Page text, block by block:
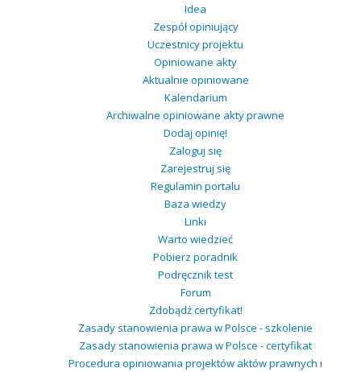
Idea
Zespół opiniujący
Uczestnicy projektu
Opiniowane akty
Aktualnie opiniowane
Kalendarium
Archiwalne opiniowane akty prawne
Dodaj opinię!
Zaloguj się
Zarejestruj się
Regulamin portalu
Baza wiedzy
Linki
Warto wiedzieć
Pobierz poradnik
Podręcznik test
Forum
Zdobądź certyfikat!
Zasady stanowienia prawa w Polsce - szkolenie
Zasady stanowienia prawa w Polsce - certyfikat
Procedura opiniowania projektów aktów prawnych i